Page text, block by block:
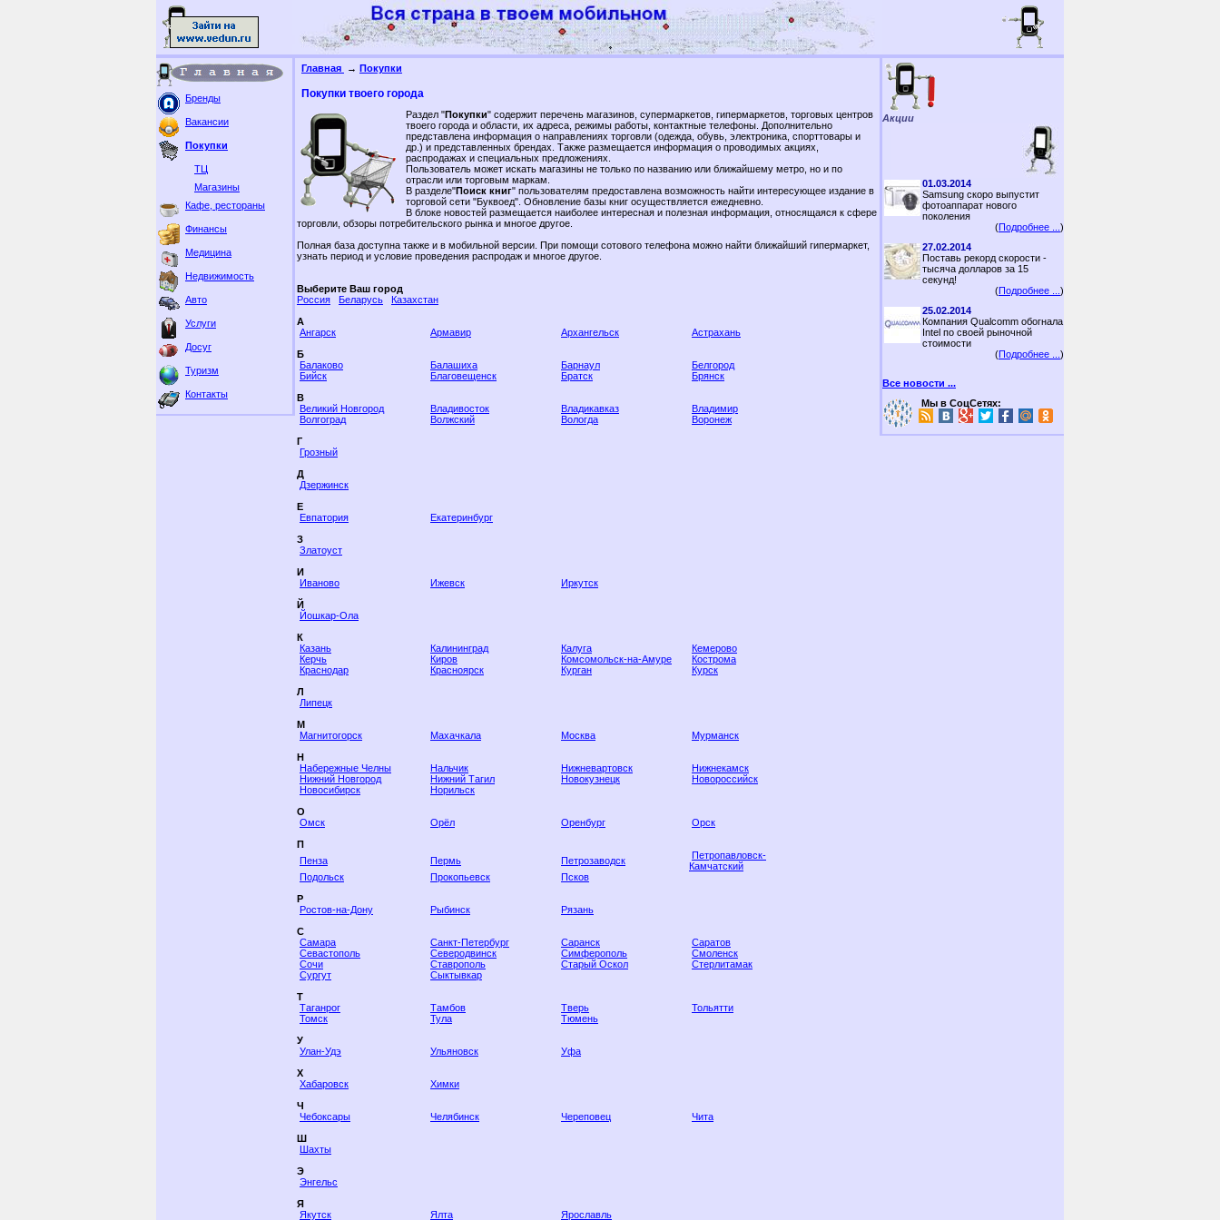
Бренды
Вакансии
Покупки
ТЦ
Магазины
Кафе, рестораны
Финансы
Медицина
Недвижимость
Авто
Услуги
Досуг
Туризм
Контакты
Главная → Покупки
Покупки твоего города
Раздел "Покупки" содержит перечень магазинов, супермаркетов, гипермаркетов, торговых центров
твоего города и области, их адреса, режимы работы, контактные телефоны. Дополнительно
представлена информация о направлениях торговли (одежда, обувь, электроника, спорттовары и
др.) и представленных брендах. Также размещается информация о проводимых акциях,
распродажах и специальных предложениях.
Пользователь может искать магазины не только по названию или ближайшему метро, но и по
отрасли или торговым маркам.
В разделе"Поиск книг" пользователям предоставлена возможность найти интересующее издание в
торговой сети "Буквоед". Обновление базы книг осуществляется ежедневно.
В блоке новостей размещается наиболее интересная и полезная информация, относящаяся к сфере
торговли, обзоры потребительского рынка и многое другое.
Полная база доступна также и в мобильной версии. При помощи сотового телефона можно найти ближайший гипермаркет,
узнать период и условие проведения распродаж и многое другое.
Выберите Ваш город
Россия
Беларусь
Казахстан
А
Ангарск
Армавир Архангельск
Астрахань
Б
Балаково
Балашиха Барнаул
Белгород
Бийск
Благовещенск Братск
Брянск
В
Великий Новгород
Владивосток Владикавказ
Владимир
Волгоград
Волжский Вологда
Воронеж
Г
Грозный
Д
Дзержинск
Е
Евпатория
Екатеринбург
З
Златоуст
И
Иваново
Ижевск
Иркутск
Й
Йошкар-Ола
К
Казань
Калининград Калуга
Кемерово
Керчь
Киров Комсомольск-на-Амуре
Кострома
Краснодар
Красноярск Курган
Курск
Л
Липецк
М
Магнитогорск
Махачкала Москва
Мурманск
Н
Набережные Челны
Нальчик Нижневартовск
Нижнекамск
Нижний Новгород
Нижний Тагил Новокузнецк
Новороссийск
Новосибирск
Норильск
О
Омск
Орёл Оренбург
Орск
П
Пенза
Пермь Петрозаводск
Петропавловск-
Камчатский
Подольск
Прокопьевск
Псков
Р
Ростов-на-Дону
Рыбинск
Рязань
С
Самара
Санкт-Петербург Саранск
Саратов
Севастополь
Северодвинск Симферополь
Смоленск
Сочи
Ставрополь Старый Оскол
Стерлитамак
Сургут
Сыктывкар
Т
Таганрог
Тамбов Тверь
Тольятти
Томск
Тула
Тюмень
У
Улан-Удэ
Ульяновск
Уфа
Х
Хабаровск
Химки
Ч
Чебоксары
Челябинск Череповец
Чита
Ш
Шахты
Э
Энгельс
Я
Якутск
Ялта Ярославль
Акции
01.03.2014
Samsung скоро выпустит
фотоаппарат нового
поколения
(Подробнее ... )
27.02.2014
Поставь рекорд скорости -
тысяча долларов за 15
секунд!
(Подробнее ... )
25.02.2014
Компания Qualcomm обогнала
Intel по своей рыночной
стоимости
(Подробнее ... )
Все новости ...
Мы в СоцСетях: